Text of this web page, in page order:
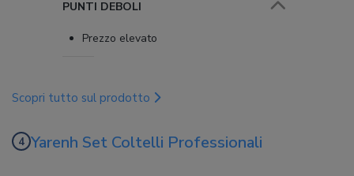
PUNTI DEBOLI
Prezzo elevato
Scopri tutto sul prodotto
Yarenh Set Coltelli Professionali